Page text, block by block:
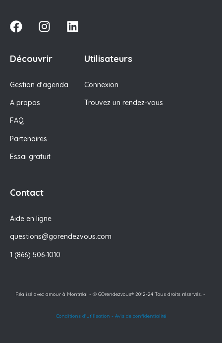
Découvrir
Gestion d'agenda
A propos
FAQ
Partenaires
Essai gratuit
Utilisateurs
Connexion
Trouvez un rendez-vous
Contact
Aide en ligne
questions@gorendezvous.com
1 (866) 506-1010
Réalisé avec amour à Montréal - © GOrendezvous® 2012-24 Tous droits réservés. -
Conditions d'utilisation - Avis de confidentialité